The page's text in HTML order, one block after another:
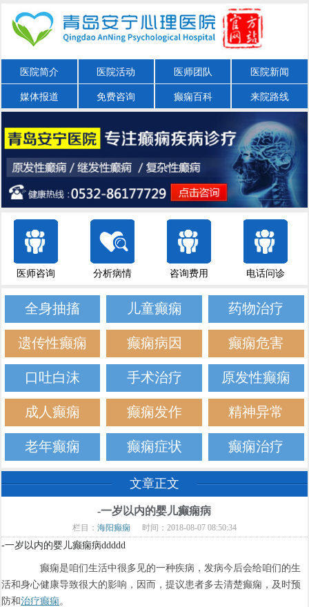
医院简介 医院活动 医师团队 医院新闻
媒体报道 免费咨询 癫痫百科 来院路线
医师咨询 分析病情 咨询费用 电话问诊
全身抽搐 儿童癫痫 药物治疗
遗传性癫痫 癫痫病因 癫痫危害
口吐白沫 手术治疗 原发性癫痫
成人癫痫 癫痫发作 精神异常
老年癫痫 癫痫症状 癫痫治疗
文章正文
-一岁以内的婴儿癫痫病
栏目： 海阳癫痫 时间：2018-08-07 08:50:34
-一岁以内的婴儿癫痫病ddddd
癫痫是咱们生活中很多见的一种疾病，发病今后会给咱们的生
活和身心健康导致很大的影响，因而，提议患者多去清楚癫痫，及时预
防和治疗癫痫 。